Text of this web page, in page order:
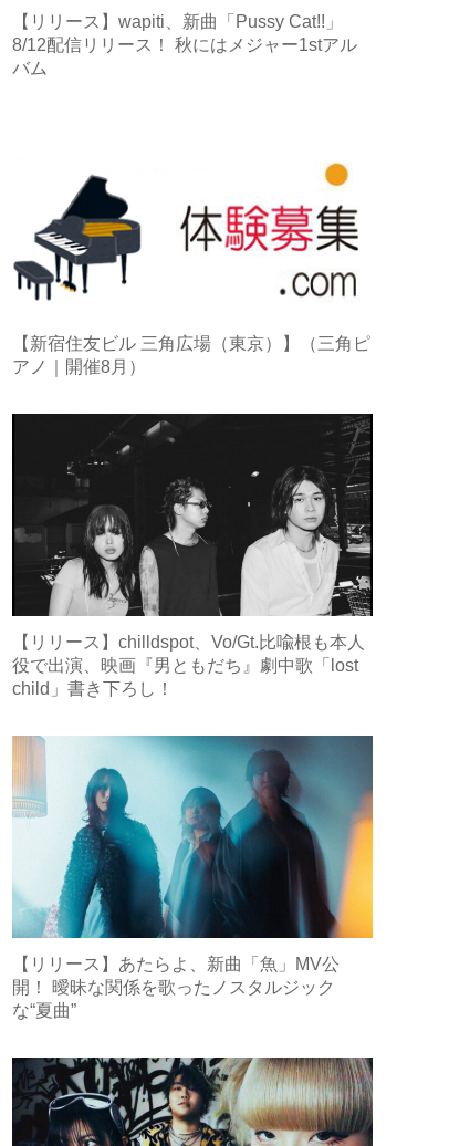
【リリース】wapiti、新曲「Pussy Cat!!」
8/12配信リリース！ 秋にはメジャー1stアル
バム
【新宿住友ビル 三角広場（東京）】（三角ピ
アノ｜開催8月）
【リリース】chilldspot、Vo/Gt.比喩根も本人
役で出演、映画『男ともだち』劇中歌「lost
child」書き下ろし！
【リリース】あたらよ、新曲「魚」MV公
開！ 曖昧な関係を歌ったノスタルジック
な“夏曲”